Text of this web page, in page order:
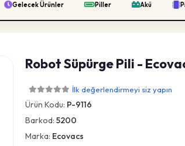
Gelecek Ürünler Piller Akü
Robot Süpürge Pili -
İlk değerlendirmeyi siz yapın
Ürün Kodu: P-9116
Barkod:5200
Marka: Ecovacs